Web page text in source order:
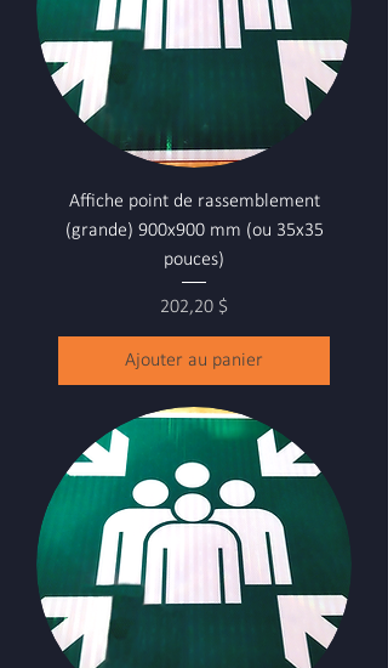
Affiche point de rassemblement
(grande) 900x900 mm (ou 35x35
pouces)
Prix
202,20 $
Ajouter au panier